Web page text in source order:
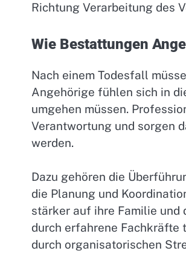
Richtung Verarbeitung des
Wie Bestattungen
Nach einem Todesfall
Angehörige fühlen sich in
umgehen müssen.
Verantwortung und sorgen
werden.
Dazu gehören die
die Planung und
stärker auf ihre Familie und
durch erfahrene Fachkräfte
durch organisatorischen